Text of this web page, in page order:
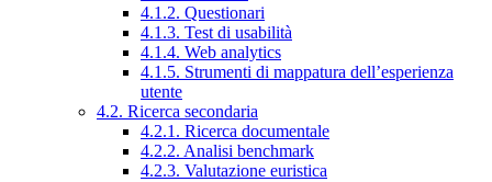
4.1.2. Questionari
4.1.3. Test di usabilità
4.1.4. Web analytics
4.1.5. Strumenti di mappatura dell’esperienza
utente
4.2. Ricerca secondaria
4.2.1. Ricerca documentale
4.2.2. Analisi benchmark
4.2.3. Valutazione euristica